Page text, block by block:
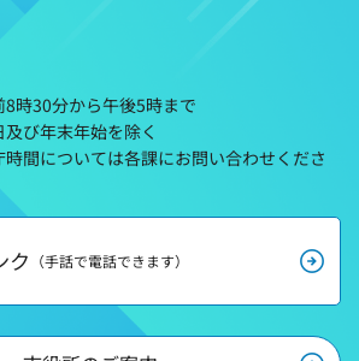
時30分から午後5時まで
び年末年始を除く
間については各課にお問い合わせくださ
ク （手話で電話できます）